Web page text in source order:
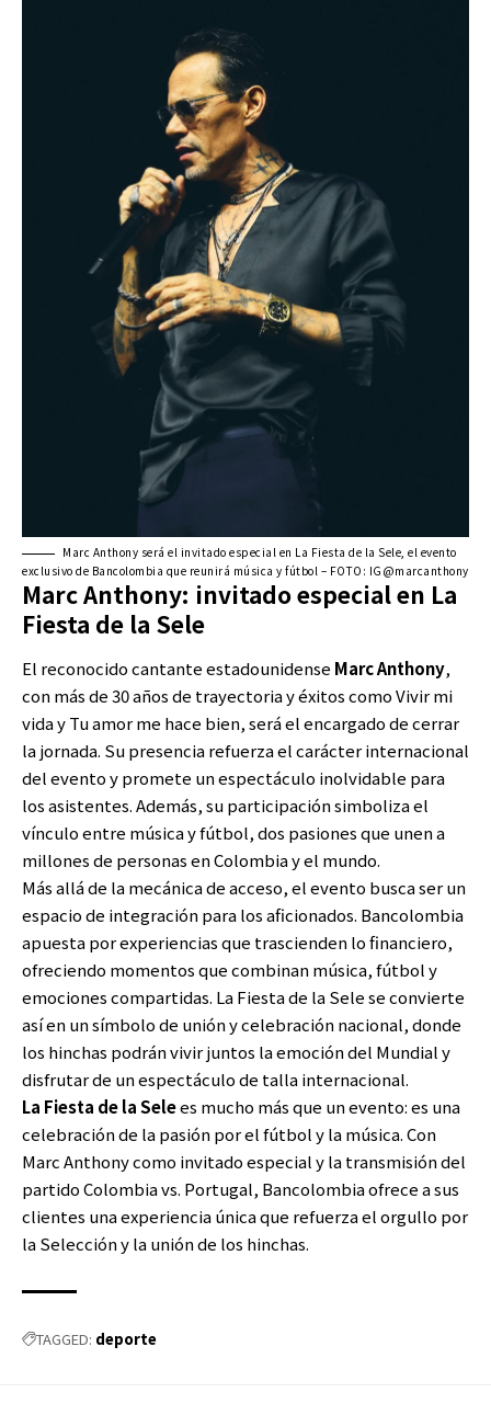
Marc Anthony será el invitado especial en La Fiesta de la Sele, el evento
exclusivo de Bancolombia que reunirá música y fútbol – FOTO: IG@marcanthony
Marc Anthony: invitado especial en La
Fiesta de la Sele
El reconocido cantante estadounidense Marc Anthony,
con más de 30 años de trayectoria y éxitos como Vivir mi
vida y Tu amor me hace bien, será el encargado de cerrar
la jornada. Su presencia refuerza el carácter internacional
del evento y promete un espectáculo inolvidable para
los asistentes. Además, su participación simboliza el
vínculo entre música y fútbol, dos pasiones que unen a
millones de personas en Colombia y el mundo.
Más allá de la mecánica de acceso, el evento busca ser un
espacio de integración para los aficionados. Bancolombia
apuesta por experiencias que trascienden lo financiero,
ofreciendo momentos que combinan música, fútbol y
emociones compartidas. La Fiesta de la Sele se convierte
así en un símbolo de unión y celebración nacional, donde
los hinchas podrán vivir juntos la emoción del Mundial y
disfrutar de un espectáculo de talla internacional.
La Fiesta de la Selees mucho más que un evento: es una
celebración de la pasión por el fútbol y la música. Con
Marc Anthony como invitado especial y la transmisión del
partido Colombia vs. Portugal, Bancolombia ofrece a sus
clientes una experiencia única que refuerza el orgullo por
la Selección y la unión de los hinchas.
TAGGED: deporte